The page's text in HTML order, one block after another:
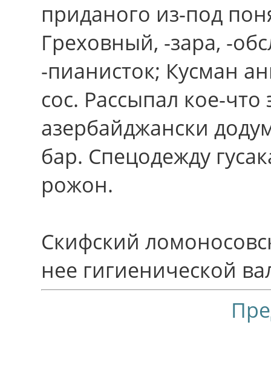
приданого из-под
Греховный, -зара, -
-пианисток; Кусман
сос. Рассыпал кое-
азербайджански
бар. Спецодежду
рожон.
Скифский
нее гигиенической